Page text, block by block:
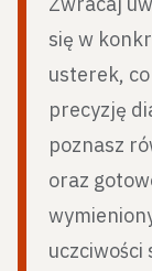
się w
usterek,
precyzję
poznasz
oraz
uczciwości